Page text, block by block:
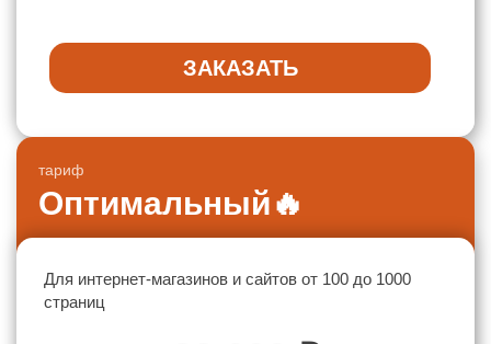
ЗАКАЗАТЬ
тариф
Оптимальный🔥
Для интернет-магазинов и сайтов от 100 до 1000
страниц